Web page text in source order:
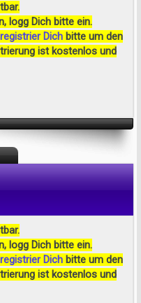
logg Dich bitte ein.
registrier Dich bitte um den
ist kostenlos und
logg Dich bitte ein.
registrier Dich bitte um den
ist kostenlos und